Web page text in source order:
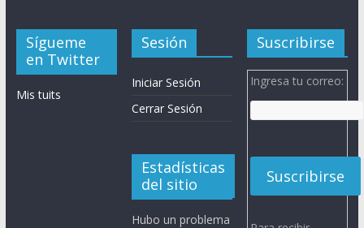
Sígueme
en Twitter
Mis tuits
Sesión
Iniciar Sesión
Cerrar Sesión
Estadísticas
del sitio
Hubo un problema
Suscribirse
Ingresa tu correo: